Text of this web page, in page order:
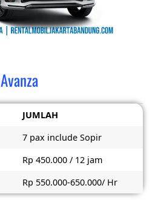
Avanza
JUMLAH
7 pax include Sopir
Rp 450.000 / 12 jam
Rp 550.000-650.000/ Hr